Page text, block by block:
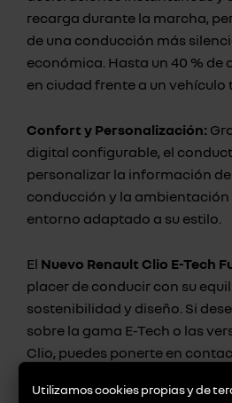
recarga durante la marcha,
de una conducción más
económica. Hasta un 40 %
en ciudad frente a un
Confort y Personalización:
digital configurable, el
personalizar la información
conducción y la ambientación
entorno adaptado a su estilo.
El Nuevo Renault Clio E-Tech
placer de conducir con su
sostenibilidad y diseño. Si
sobre la gama E-Tech o las
Clio, puedes ponerte en
descubrir la colección
Utilizamos cookies propias y de